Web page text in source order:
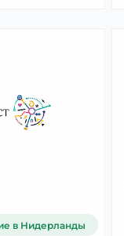
в Нидерланды